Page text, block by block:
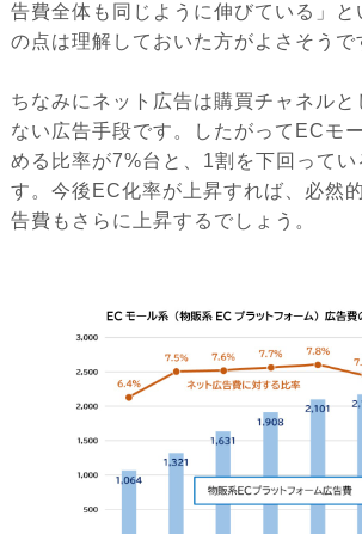
告費全体も同じように伸びている」と
の点は理解しておいた方がよさそうで
ちなみにネット広告は購買チャネルと
ない広告手段です。したがってECモ
める比率が7%台と、1割を下回ってい
す。今後EC化率が上昇すれば、必然
告費もさらに上昇するでしょう。